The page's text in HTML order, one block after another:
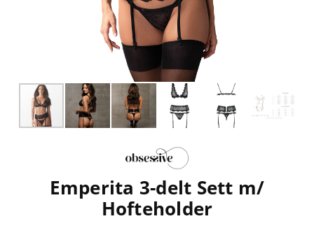
Emperita 3-delt Sett m/
Hofteholder